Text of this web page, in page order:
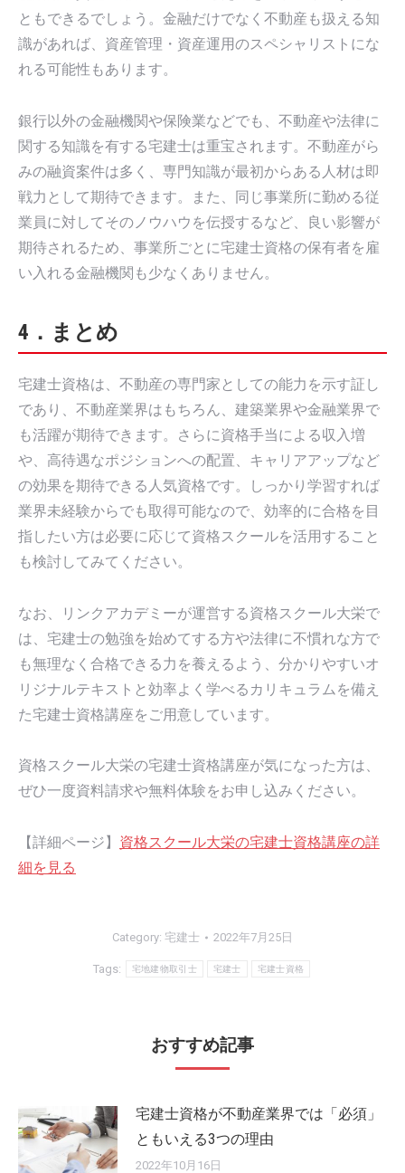
ともできるでしょう。金融だけでなく不動産も扱える知
識があれば、資産管理・資産運用のスペシャリストにな
れる可能性もあります。
銀行以外の金融機関や保険業などでも、不動産や法律に
関する知識を有する宅建士は重宝されます。不動産がら
みの融資案件は多く、専門知識が最初からある人材は即
戦力として期待できます。また、同じ事業所に勤める従
業員に対してそのノウハウを伝授するなど、良い影響が
期待されるため、事業所ごとに宅建士資格の保有者を雇
い入れる金融機関も少なくありません。
4．まとめ
宅建士資格は、不動産の専門家としての能力を示す証し
であり、不動産業界はもちろん、建築業界や金融業界で
も活躍が期待できます。さらに資格手当による収入増
や、高待遇なポジションへの配置、キャリアアップなど
の効果を期待できる人気資格です。しっかり学習すれば
業界未経験からでも取得可能なので、効率的に合格を目
指したい方は必要に応じて資格スクールを活用すること
も検討してみてください。
なお、リンクアカデミーが運営する資格スクール大栄で
は、宅建士の勉強を始めてする方や法律に不慣れな方で
も無理なく合格できる力を養えるよう、分かりやすいオ
リジナルテキストと効率よく学べるカリキュラムを備え
た宅建士資格講座をご用意しています。
資格スクール大栄の宅建士資格講座が気になった方は、
ぜひ一度資料請求や無料体験をお申し込みください。
【詳細ページ】 資格スクール大栄の宅建士資格講座の詳
細を見る
Category: 宅建士 2022年7月25日
Tags: 宅地建物取引士 宅建士 宅建士資格
おすすめ記事
宅建士資格が不動産業界では「必須」
ともいえる3つの理由
2022年10月16日